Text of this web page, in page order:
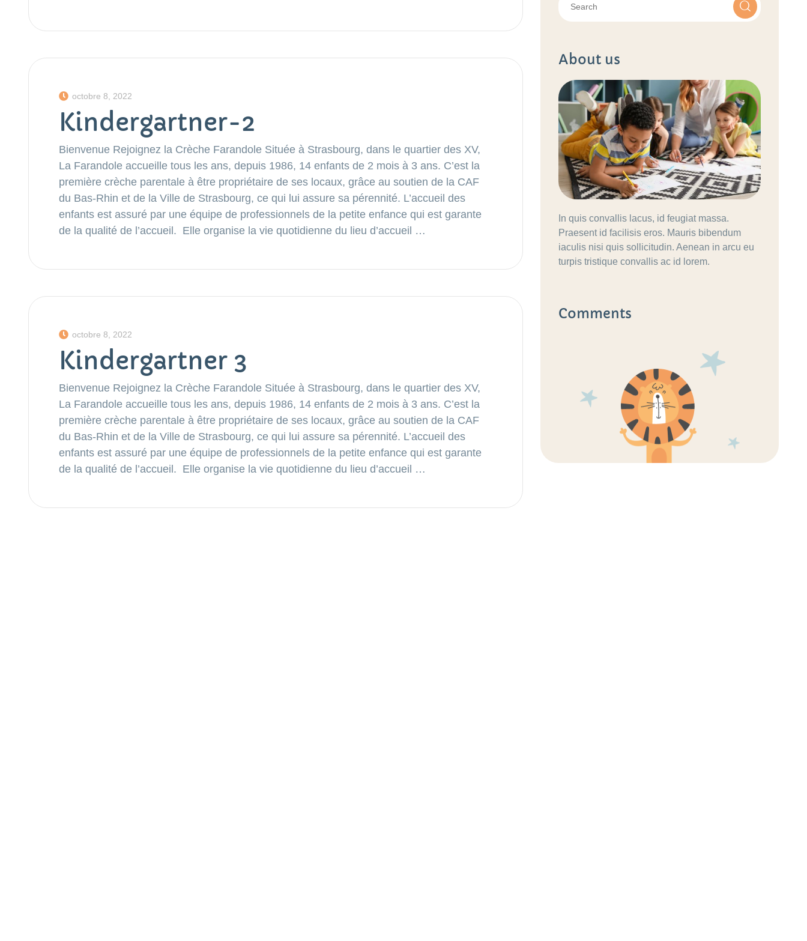
octobre 8, 2022
Kindergartner-2
Bienvenue Rejoignez la Crèche Farandole Située à Strasbourg, dans le quartier des XV,
La Farandole accueille tous les ans, depuis 1986, 14 enfants de 2 mois à 3 ans. C’est la
première crèche parentale à être propriétaire de ses locaux, grâce au soutien de la CAF
du Bas-Rhin et de la Ville de Strasbourg, ce qui lui assure sa pérennité. L’accueil des
enfants est assuré par une équipe de professionnels de la petite enfance qui est garante
de la qualité de l’accueil. Elle organise la vie quotidienne du lieu d’accueil …
octobre 8, 2022
Kindergartner 3
Bienvenue Rejoignez la Crèche Farandole Située à Strasbourg, dans le quartier des XV,
La Farandole accueille tous les ans, depuis 1986, 14 enfants de 2 mois à 3 ans. C’est la
première crèche parentale à être propriétaire de ses locaux, grâce au soutien de la CAF
du Bas-Rhin et de la Ville de Strasbourg, ce qui lui assure sa pérennité. L’accueil des
enfants est assuré par une équipe de professionnels de la petite enfance qui est garante
de la qualité de l’accueil. Elle organise la vie quotidienne du lieu d’accueil …
About us
In quis convallis lacus, id feugiat massa.
Praesent id facilisis eros. Mauris bibendum
iaculis nisi quis sollicitudin. Aenean in arcu eu
turpis tristique convallis ac id lorem.
Comments